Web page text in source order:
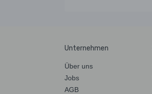
Unternehmen
Über uns
Jobs
AGB